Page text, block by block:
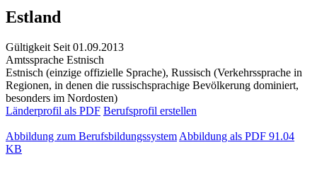
Estland
Gültigkeit Seit 01.09.2013
Amtssprache Estnisch
Estnisch (einzige offizielle Sprache), Russisch (Verkehrssprache in
Regionen, in denen die russischsprachige Bevölkerung dominiert,
besonders im Nordosten)
Länderprofil als PDF Berufsprofil erstellen
Abbildung zum Berufsbildungssystem Abbildung als PDF 91.04
KB